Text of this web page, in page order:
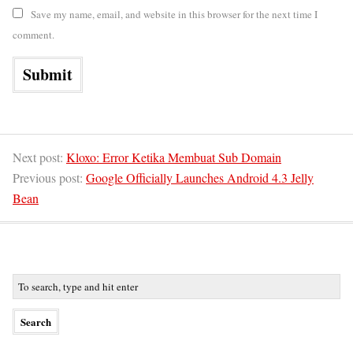
Save my name, email, and website in this browser for the next time I
comment.
Next post: Kloxo: Error Ketika Membuat Sub Domain
Previous post: Google Officially Launches Android 4.3 Jelly
Bean